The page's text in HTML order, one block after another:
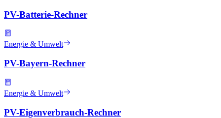
PV-Batterie-Rechner
Energie & Umwelt
PV-Bayern-Rechner
Energie & Umwelt
PV-Eigenverbrauch-Rechner